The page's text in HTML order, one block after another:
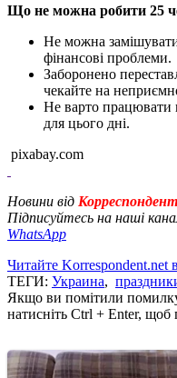
Що не можна робити 25
Не можна замішувати
фінансові проблеми.
Заборонено
чекайте на
Не варто працювати
для цього дні.
pixabay.com
Новини від
Підписуйтесь на наші
WhatsApp
Читайте Korrespondent.net
ТЕГИ: Украина,
Якщо ви помітили помилку,
натисніть Ctrl + Enter,